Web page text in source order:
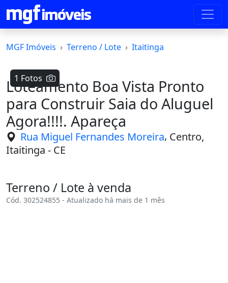
MGF Imóveis Terreno / Lote Itaitinga
1 Fotos
Loteamento Boa Vista Pronto
para Construir Saia do Aluguel
Agora!!!!. Apareça
Rua Miguel Fernandes Moreira, Centro,
Itaitinga - CE
Terreno / Lote à venda
Cód. 302524855 - Atualizado há mais de 1 mês